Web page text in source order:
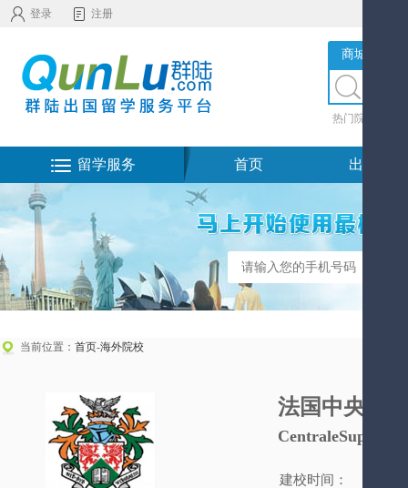
登录 注册
商城服务
热门院校
留学服务 首页 出国留学
当前位置： 首页-海外院校
法国中央理
CentraleSupélec
建校时间：